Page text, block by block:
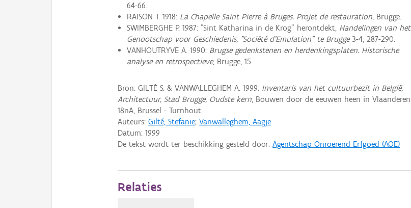
64-66.
RAISON T. 1918: La Chapelle Saint Pierre à Bruges. Projet de restauration, Brugge.
SWIMBERGHE P. 1987: "Sint Katharina in de Krog" herontdekt, Handelingen van het
Genootschap voor Geschiedenis, "Société d'Emulation" te Brugge3-4, 287-290.
VANHOUTRYVE A. 1990: Brugse gedenkstenen en herdenkingsplaten. Historische
analyse en retrospectieve, Brugge, 15.
Bron: GILTÉ S. & VANWALLEGHEM A. 1999: Inventaris van het cultuurbezit in België,
Architectuur, Stad Brugge, Oudste kern, Bouwen door de eeuwen heen in Vlaanderen
18nA, Brussel - Turnhout.
Auteurs:Gilté, Stefanie;Vanwalleghem, Aagje
Datum:1999
De tekst wordt ter beschikking gesteld door:Agentschap Onroerend Erfgoed (AOE)
Relaties